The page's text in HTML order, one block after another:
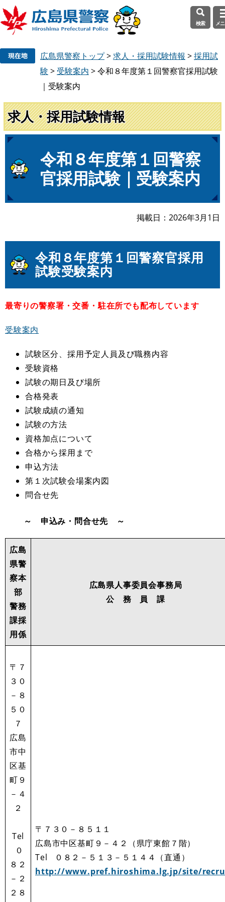
頭
で
す
。
飛
ば
し
て
検索 メ
広島県警察トップ>求人・採用試験情報 >採用試
験 > 受験案内 >令和８年度第１回警察官採用試験
｜受験案内
求人・採用試験情報
文
令和８年度第１回警察
官採用試験｜受験案内
掲載日 2026年3月1日
令和８年度第１回警察官採用
試験受験案内
最寄りの警察署・交番・駐在所でも配布しています
受験案内
試験区分、採用予定人員及び職務内容
受験資格
試験の期日及び場所
合格発表
試験成績の通知
試験の方法
資格加点について
合格から採用まで
申込方法
第１次試験会場案内図
問合せ先
～ 申込み・問合せ先 ～
広島
県警
察本
部
警務
課採
用係
広島県人事委員会事務局
公 務 員 課
〒７
３０
－８
５０
７
広島
市中
区基
町９
－４
２
Tel
０
８２
－２
２８
〒７３０－８５１１
広島市中区基町９－４２（県庁東館７階）
Tel ０８２－５１３－５１４４（直通）
http://www.pref.hiroshima.lg.jp/site/